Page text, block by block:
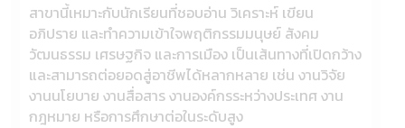
สาขานี้เหมาะกับนักเรียนที่ชอบอ่าน วิเคราะห์ เขียน
อภิปราย และทำความเข้าใจพฤติกรรมมนุษย์ สังคม
วัฒนธรรม เศรษฐกิจ และการเมือง เป็นเส้นทางที่เปิดกว้าง
และสามารถต่อยอดสู่อาชีพได้หลากหลาย เช่น งานวิจัย
งานนโยบาย งานสื่อสาร งานองค์กรระหว่างประเทศ งาน
กฎหมาย หรือการศึกษาต่อในระดับสูง